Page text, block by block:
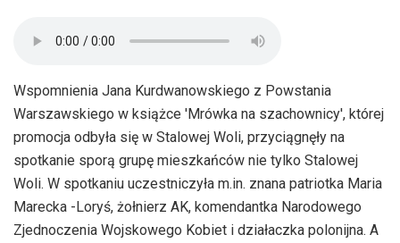
Wspomnienia Jana Kurdwanowskiego z Powstania
Warszawskiego w książce 'Mrówka na szachownicy', której
promocja odbyła się w Stalowej Woli, przyciągnęły na
spotkanie sporą grupę mieszkańców nie tylko Stalowej
Woli. W spotkaniu uczestniczyła m.in. znana patriotka Maria
Marecka -Loryś, żołnierz AK, komendantka Narodowego
Zjednoczenia Wojskowego Kobiet i działaczka polonijna. A